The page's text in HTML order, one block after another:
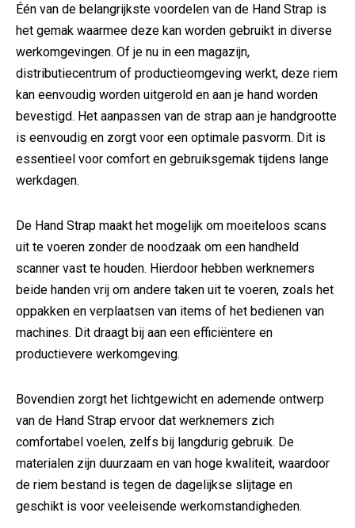
Één van de belangrijkste voordelen van de Hand Strap is
het gemak waarmee deze kan worden gebruikt in diverse
werkomgevingen. Of je nu in een magazijn,
distributiecentrum of productieomgeving werkt, deze riem
kan eenvoudig worden uitgerold en aan je hand worden
bevestigd. Het aanpassen van de strap aan je handgrootte
is eenvoudig en zorgt voor een optimale pasvorm. Dit is
essentieel voor comfort en gebruiksgemak tijdens lange
werkdagen.
De Hand Strap maakt het mogelijk om moeiteloos scans
uit te voeren zonder de noodzaak om een handheld
scanner vast te houden. Hierdoor hebben werknemers
beide handen vrij om andere taken uit te voeren, zoals het
oppakken en verplaatsen van items of het bedienen van
machines. Dit draagt bij aan een efficiëntere en
productievere werkomgeving.
Bovendien zorgt het lichtgewicht en ademende ontwerp
van de Hand Strap ervoor dat werknemers zich
comfortabel voelen, zelfs bij langdurig gebruik. De
materialen zijn duurzaam en van hoge kwaliteit, waardoor
de riem bestand is tegen de dagelijkse slijtage en
geschikt is voor veeleisende werkomstandigheden.